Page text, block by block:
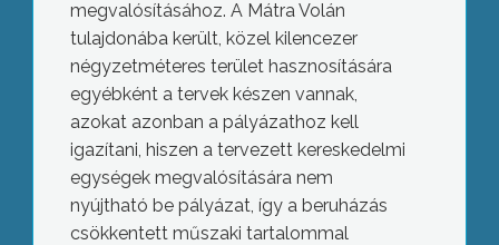
megvalósításához. A Mátra Volán
tulajdonába került, közel kilencezer
négyzetméteres terület hasznosítására
egyébként a tervek készen vannak,
azokat azonban a pályázathoz kell
igazítani, hiszen a tervezett kereskedelmi
egységek megvalósítására nem
nyújtható be pályázat, így a beruházás
csökkentett műszaki tartalommal